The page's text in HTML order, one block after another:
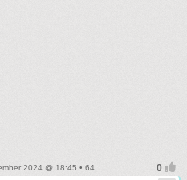
2024 @ 18:45 • 64